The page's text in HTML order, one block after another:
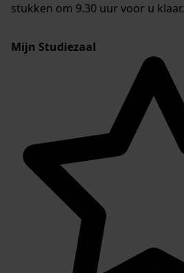
stukken om 9.30 uur voor u klaar.
Mijn Studiezaal